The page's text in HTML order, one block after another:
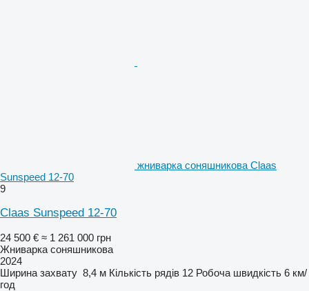
жниварка соняшникова Claas
Sunspeed 12-70
9
Claas Sunspeed 12-70
24 500 € ≈ 1 261 000 грн
Жниварка соняшникова
2024
Ширина захвату 8,4 м Кількість рядів 12 Робоча швидкість 6 км/
год